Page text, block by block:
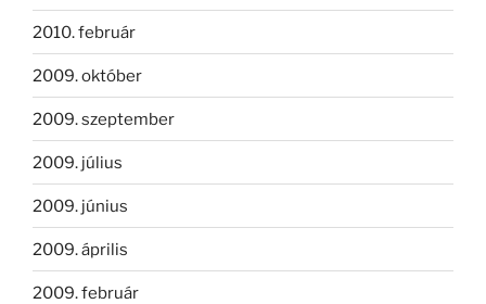
2010. február
2009. október
2009. szeptember
2009. július
2009. június
2009. április
2009. február